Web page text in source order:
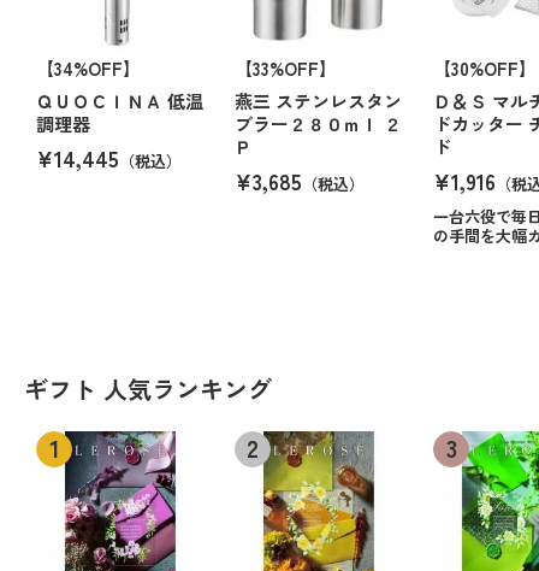
【34%OFF】
ＱＵＯＣＩＮＡ 低温
調理器
¥14,445 （税込）
【33%OFF】
燕三 ステンレスタン
ブラー２８０ｍｌ ２
Ｐ
¥3,685 （税込）
【30%OFF】
Ｄ＆Ｓ マル
ドカッター
ド
¥1,916 （税
一台六役で毎
の手間を大幅
ギフト 人気ランキング